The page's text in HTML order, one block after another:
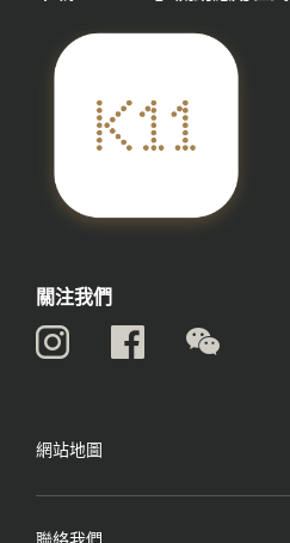
關注我們
網站地圖